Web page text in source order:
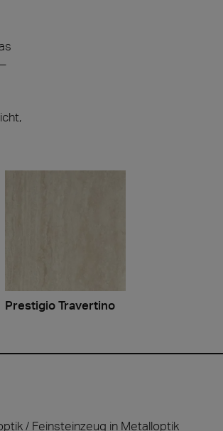
Prestigio Travertino
Feinsteinzeug in Metalloptik